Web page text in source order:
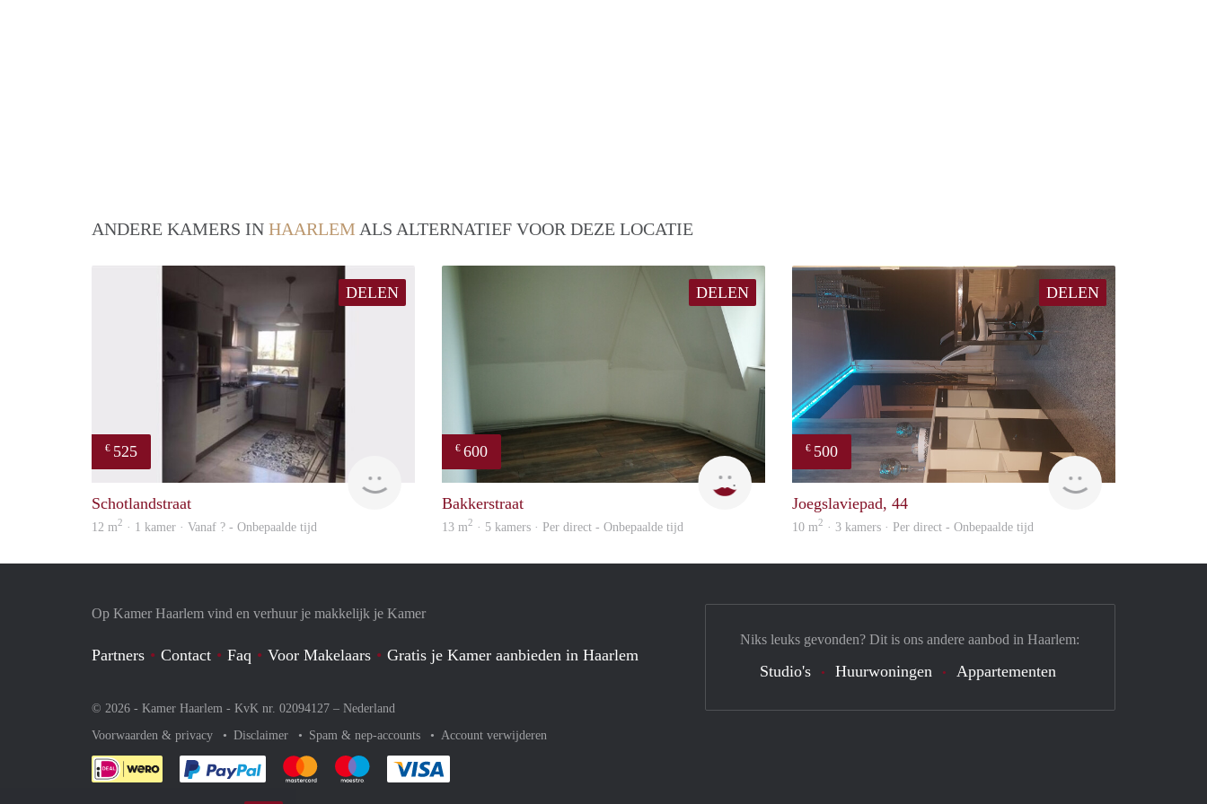
ANDERE KAMERS IN HAARLEM ALS ALTERNATIEF VOOR DEZE LOCATIE
DELEN
€ 525
Schotlandstraat
12 m2 · 1 kamer · Vanaf ? - Onbepaalde tijd
DELEN
€ 600
Yanlingpoon
Bakkerstraat
13 m2 · 5 kamers · Per direct - Onbepaalde tijd
DELEN
€ 500
Samira
Joegslaviepad, 44
10 m2 · 3 kamers · Per direct - Onbepaalde tijd
Op Kamer Haarlem vind en verhuur je makkelijk je Kamer
Partners Contact Faq Voor Makelaars Gratis je Kamer aanbieden in Haarlem
© 2026 - Kamer Haarlem - KvK nr. 02094127 – Nederland
Voorwaarden & privacy
Disclaimer Spam & nep-accounts Account verwijderen
Je rekent gemakkelijk af met Paypal
Je rekent gemakkelijk af met Mastercard
Je rekent gemakkelijk af met Meastro
Niks leuks gevonden? Dit is ons andere aanbod in Haarlem:
Studio's Huurwoningen Appartementen